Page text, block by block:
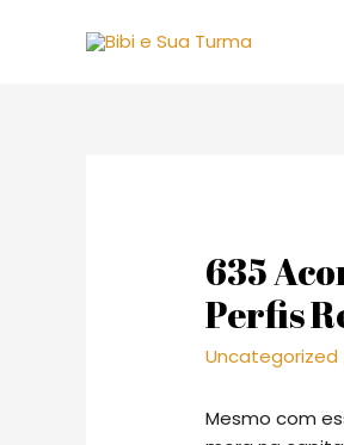
635
Perfis
Uncategorized
Mesmo com